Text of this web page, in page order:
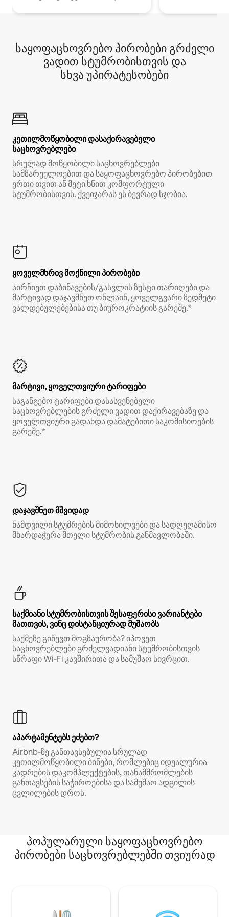
საყოფაცხოვრებო პირობები გრძელი
ვადით სტუმრობისთვის და
სხვა უპირატესობები
კეთილმოწყობილი დასაქირავებელი
საცხოვრებლები
სრულად მოწყობილი საცხოვრებლები
სამზარეულოებით და საყოფაცხოვრებო პირობებით
ერთი თვით ან მეტი ხნით კომფორტული
სტუმრობისთვის. ქვეიჯარას ეს ბევრად სჯობია.
ყოველმხრივ მოქნილი პირობები
აირჩიეთ დაბინავების/გასვლის ზუსტი თარიღები და
მარტივად დაჯავშნეთ ონლაინ, ყოველგვარი ზედმეტი
ვალდებულებებისა თუ ბიუროკრატიის გარეშე.*
მარტივი, ყოველთვიური ტარიფები
საგანგებო ტარიფები დასასვენებელი
საცხოვრებლების გრძელი ვადით დაქირავებაზე და
ყოველთვიური გადახდა დამატებითი საკომისიოების
გარეშე.*
დაჯავშნეთ მშვიდად
ნამდვილი სტუმრების მიმოხილვები და სადღეღამისო
მხარდაჭერა მთელი სტუმრობის განმავლობაში.
საქმიანი სტუმრობისთვის შესაფერისი ვარიანტები
მათთვის, ვინც დისტანციურად მუშაობს
საქმეზე გიწევთ მოგზაურობა? იპოვეთ
საცხოვრებლები გრძელვადიანი სტუმრობისთვის
სწრაფი Wi‑Fi კავშირითა და სამუშაო სივრცით.
აპარტამენტებს ეძებთ?
Airbnb‑ზე განთავსებულია სრულად
კეთილმოწყობილი ბინები, რომლებიც იდეალურია
კადრების დაკომპლექტების, თანამშრომლების
განთავსების საჭიროებისა და სამუშაო ადგილის
ცვლილების დროს.
პოპულარული საყოფაცხოვრებო
პირობები საცხოვრებლებში თვიურად